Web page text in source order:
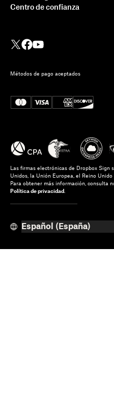
Centro de confianza
Métodos de pago aceptados
Las firmas electrónicas de Dropbox Sign
Unidos, la Unión Europea, el Reino
Para obtener más información, consulta
Política de privacidad.